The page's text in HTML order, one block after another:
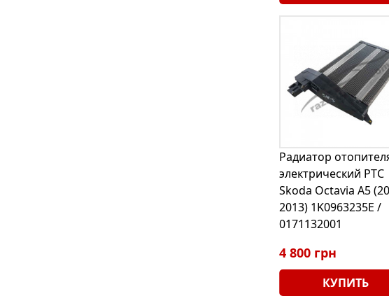
Радиатор
электрический РТС
Skoda Octavia A5
2013) 1K0963235E /
0171132001
4 800 грн
КУПИТЬ